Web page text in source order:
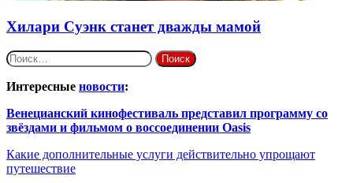
Хилари Суэнк станет дважды мамой
Найти:
Интересные новости:
Венецианский кинофестиваль представил программу со
звёздами и фильмом о воссоединении Oasis
Какие дополнительные услуги действительно упрощают
путешествие